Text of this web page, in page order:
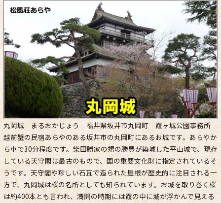
丸岡城 まるおかじょう 福井県坂井市丸岡町 霞ヶ城公園事務所
越前蟹の民宿あらやのある坂井市の丸岡町にあるお城です。あらやか
ら車で30分程度です。柴田勝家の甥の勝豊が築城した平山城で、現存
している天守閣は最古のもので、国の重要文化財に指定されているそ
うです。天守閣や珍しい石瓦で造られた屋根が歴史的に注目される一
方で、丸岡城は桜の名所としても知られています。お城を取り巻く桜
は約400本とも言われ、満開の時期には霞の中に城が浮かんで見える